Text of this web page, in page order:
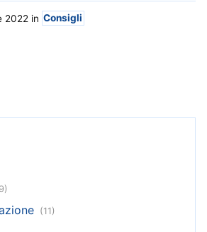
2022 in Consigli
(11)